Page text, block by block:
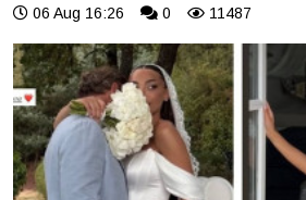
06 Aug 16:26 0 11487